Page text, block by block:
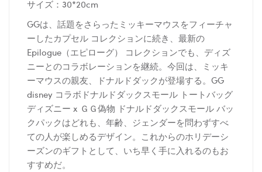
サイズ：30*20cm
GGは、話題をさらったミッキーマウスをフィーチャ
ーしたカプセル コレクションに続き、最新の
Epilogue（エピローグ） コレクションでも、ディズ
ニーとのコラボレーションを継続。今回は、ミッキ
ーマウスの親友、ドナルドダックが登場する。GG
disney コラボドナルドダックスモール トートバッグ
ディズニー x ＧＧ偽物 ドナルドダックスモール バッ
クパックはどれも、年齢、ジェンダーを問わずすべ
ての人が楽しめるデザイン。これからのホリデーシ
ーズンのギフトとして、いち早く手に入れるのもお
すすめだ。